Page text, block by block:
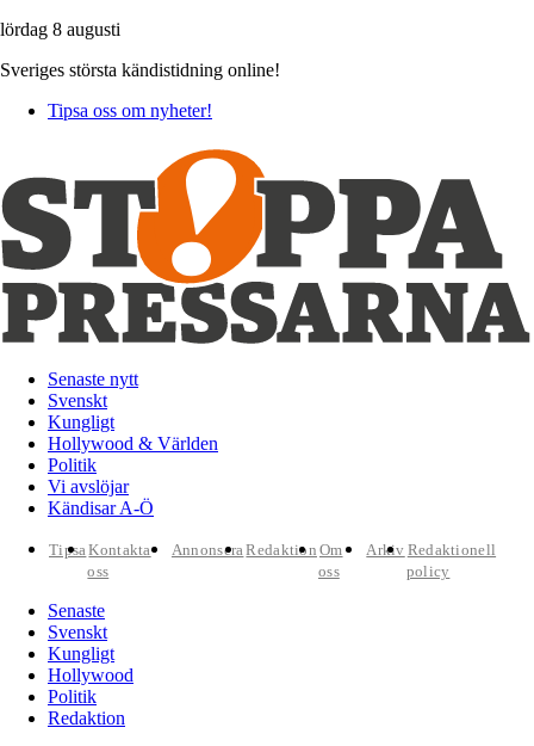
lördag 8 augusti
Sveriges största kändistidning online!
Tipsa oss om nyheter!
Senaste nytt
Svenskt
Kungligt
Hollywood & Världen
Politik
Vi avslöjar
Kändisar A-Ö
TipsaKontakta
oss
AnnonseraRedaktion Om
oss
Arkiv Redaktionell
policy
Senaste
Svenskt
Kungligt
Hollywood
Politik
Redaktion